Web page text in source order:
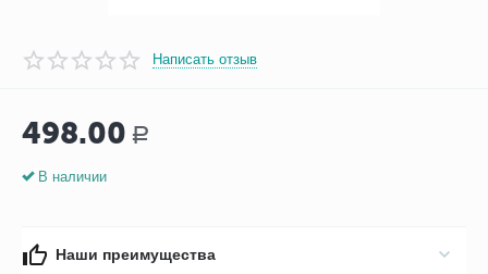
Написать отзыв
498.00 Р
В наличии
Наши преимущества